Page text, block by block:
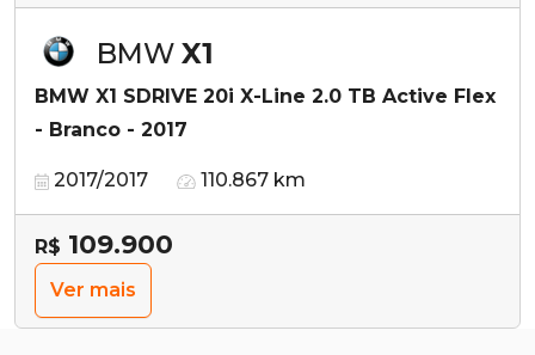
BMW X1
BMW X1 SDRIVE 20i X-Line 2.0 TB Active Flex
- Branco - 2017
2017/2017 110.867 km
R$ 109.900
Ver mais